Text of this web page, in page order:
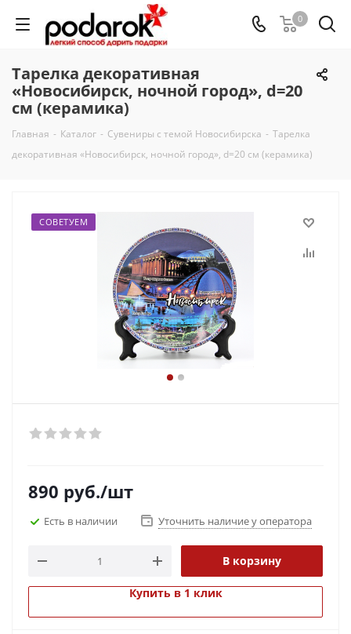
0
Тарелка декоративная
«Новосибирск, ночной город», d=20
см (керамика)
Главная - Каталог - Сувениры с темой Новосибирска - Тарелка
декоративная «Новосибирск, ночной город», d=20 см (керамика)
СОВЕТУЕМ
890 руб./шт
Есть в наличии Уточнить наличие у оператора
В корзину
Купить в 1 клик